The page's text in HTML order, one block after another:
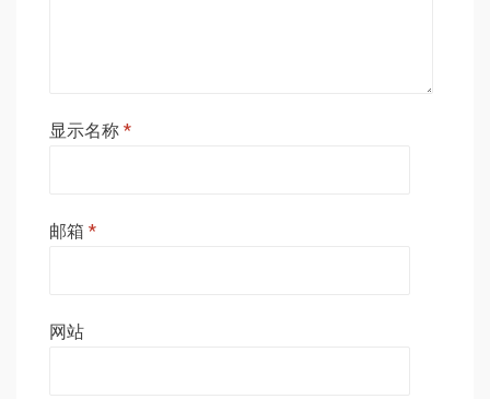
显示名称 *
邮箱 *
网站